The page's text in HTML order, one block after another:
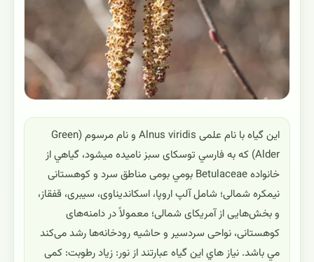
این گیاه با نام علمی Alnus viridis و نام مرسوم (Green
Alder) که به فارسي توسکای سبز ناميده ميشود، گياهي از
خانواده Betulaceae بومي بومی مناطق سرد و کوهستانی
نیمکره شمالی؛ شامل آلپ اروپا، اسکاندیناوی، سیبری، قفقاز،
و بخش‌هایی از آمریکای شمالی؛ معمولاً در دامنه‌های
کوهستانی، نواحی سردسیر و حاشیه رودخانه‌ها رشد می‌کند
مي باشد. نياز هاي اين گياه عبارتند از نور: زیاد رطوبت: کمی